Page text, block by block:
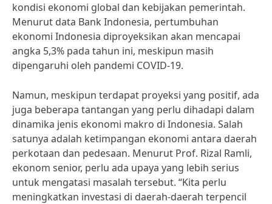
kondisi ekonomi global dan kebijakan pemerintah.
Menurut data Bank Indonesia, pertumbuhan
ekonomi Indonesia diproyeksikan akan mencapai
angka 5,3% pada tahun ini, meskipun masih
dipengaruhi oleh pandemi COVID-19.
Namun, meskipun terdapat proyeksi yang positif, ada
juga beberapa tantangan yang perlu dihadapi dalam
dinamika jenis ekonomi makro di Indonesia. Salah
satunya adalah ketimpangan ekonomi antara daerah
perkotaan dan pedesaan. Menurut Prof. Rizal Ramli,
ekonom senior, perlu ada upaya yang lebih serius
untuk mengatasi masalah tersebut. “Kita perlu
meningkatkan investasi di daerah-daerah terpencil